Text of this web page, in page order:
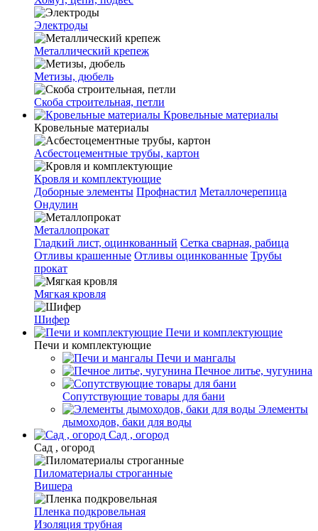
Электроды
Металлический крепеж
Метизы, дюбель
Скоба строительная, петли
Кровельные материалы
Кровельные материалы
Асбестоцементные трубы, картон
Кровля и комплектующие
Доборные элементы Профнастил Металлочерепица
Ондулин
Металлопрокат
Гладкий лист, оцинкованный Сетка сварная, рабица
Отливы крашенные Отливы оцинкованные Трубы
прокат
Мягкая кровля
Шифер
Печи и комплектующие
Печи и комплектующие
Печи и мангалы
Печное литье, чугунина
Сопутствующие товары для бани
Элементы
дымоходов, баки для воды
Сад , огород
Сад , огород
Пиломатериалы строганные
Вишера
Пленка подкровельная
Изоляция трубная